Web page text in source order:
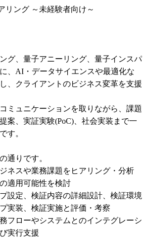
リング ～未経験者向け～
グ、量子アニーリング、量子インスパ
、AI・データサイエンスや最適化な
、クライアントのビジネス変革を支援
ミュニケーションを取りながら、課題
案、実証実験(PoC)、社会実装まで一
す。
通りです。
ネスや業務課題をヒアリング・分析
適用可能性を検討
設定、検証内容の詳細設計、検証環境
実装、検証実施と評価・考察
フローやシステムとのインテグレーシ
実行支援